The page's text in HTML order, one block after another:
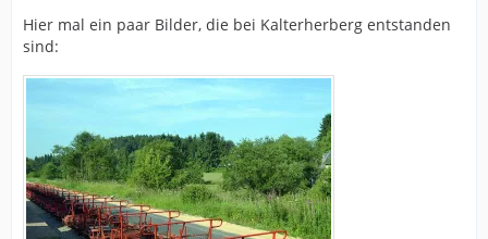
Hier mal ein paar Bilder, die bei Kalterherberg entstanden
sind: